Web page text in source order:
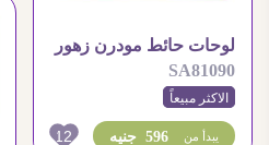
لوحات حائط مودرن زهور
بيضاء و اوراق شجر ذهبية
SA81090
الاكثر مبيعاً
596 جنيه يبدأ من 12